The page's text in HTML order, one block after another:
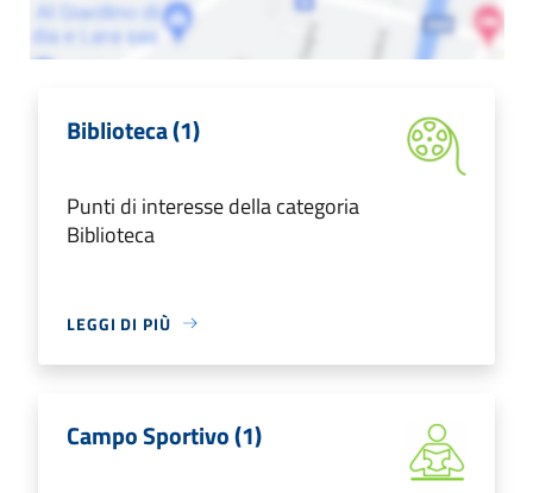
Biblioteca (1)
Punti di interesse della categoria
Biblioteca
LEGGI DI PIÙ
Campo Sportivo (1)